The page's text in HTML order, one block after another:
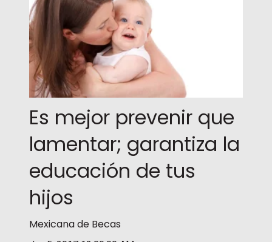
Es mejor prevenir que
lamentar; garantiza la
educación de tus
hijos
Mexicana de Becas